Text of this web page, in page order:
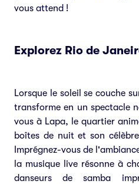
vous attend !
Explorez Rio de
Lorsque le soleil se couche
transforme en un spectacle
vous à Lapa, le quartier
boîtes de nuit et son
Imprégnez-vous de
la musique live résonne à
danseurs de samba